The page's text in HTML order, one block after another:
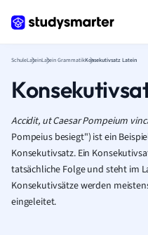
SchuleLateinLatein GrammatikKonsekutivsatz Latein
Accidit, ut Caesar Pompeium
Pompeius besiegt") ist ein
Konsekutivsatz. Ein
tatsächliche Folge und steht im
Konsekutivsätze werden
eingeleitet.